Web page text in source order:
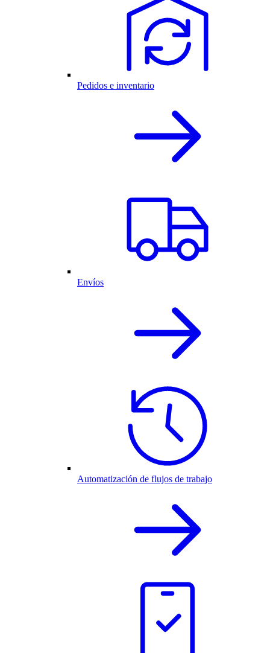
Pedidos e inventario
Envíos
Automatización de flujos de trabajo